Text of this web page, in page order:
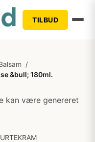
TILBUD
/
&bull; 180ml.
kan være genereret
URTEKRAM